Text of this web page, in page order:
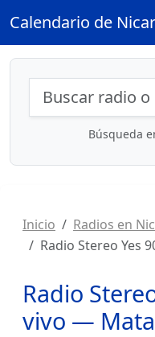
Calendario de
Búsqueda
Búsqueda
Inicio Radios en
Radio Stereo Yes
Radio
vivo —